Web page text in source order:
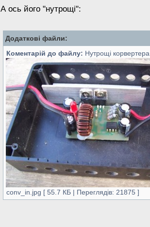
А ось його "нутрощі":
Додаткові файли:
Коментарій до файлу: Нутрощі корвертера
conv_in.jpg [ 55.7 КБ | Переглядів: 21875 ]